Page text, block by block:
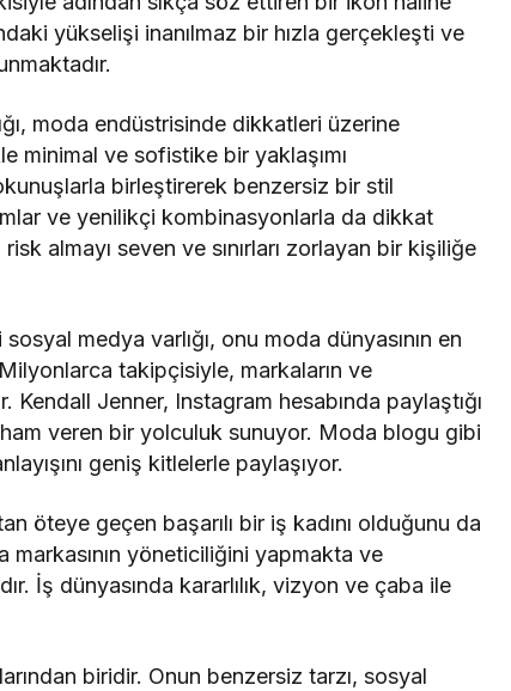
yükselişi inanılmaz bir hızla gerçekleşti ve
moda endüstrisinde dikkatleri üzerine
minimal ve sofistike bir yaklaşımı
birleştirerek benzersiz bir stil
ve yenilikçi kombinasyonlarla da dikkat
almayı seven ve sınırları zorlayan bir kişiliğe
medya varlığı, onu moda dünyasının en
takipçisiyle, markaların ve
Kendall Jenner, Instagram hesabında paylaştığı
veren bir yolculuk sunuyor. Moda blogu gibi
geniş kitlelerle paylaşıyor.
öteye geçen başarılı bir iş kadını olduğunu da
markasının yöneticiliğini yapmakta ve
İş dünyasında kararlılık, vizyon ve çaba ile
biridir. Onun benzersiz tarzı, sosyal